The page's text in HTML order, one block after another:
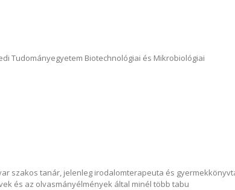
Tudományegyetem Biotechnológiai és Mikrobiológiai
szakos tanár, jelenleg irodalomterapeuta és
és az olvasmányélmények által minél több tabu